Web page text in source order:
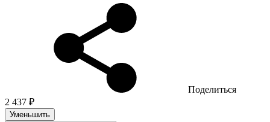
Поделиться
2 437 ₽
Уменьшить